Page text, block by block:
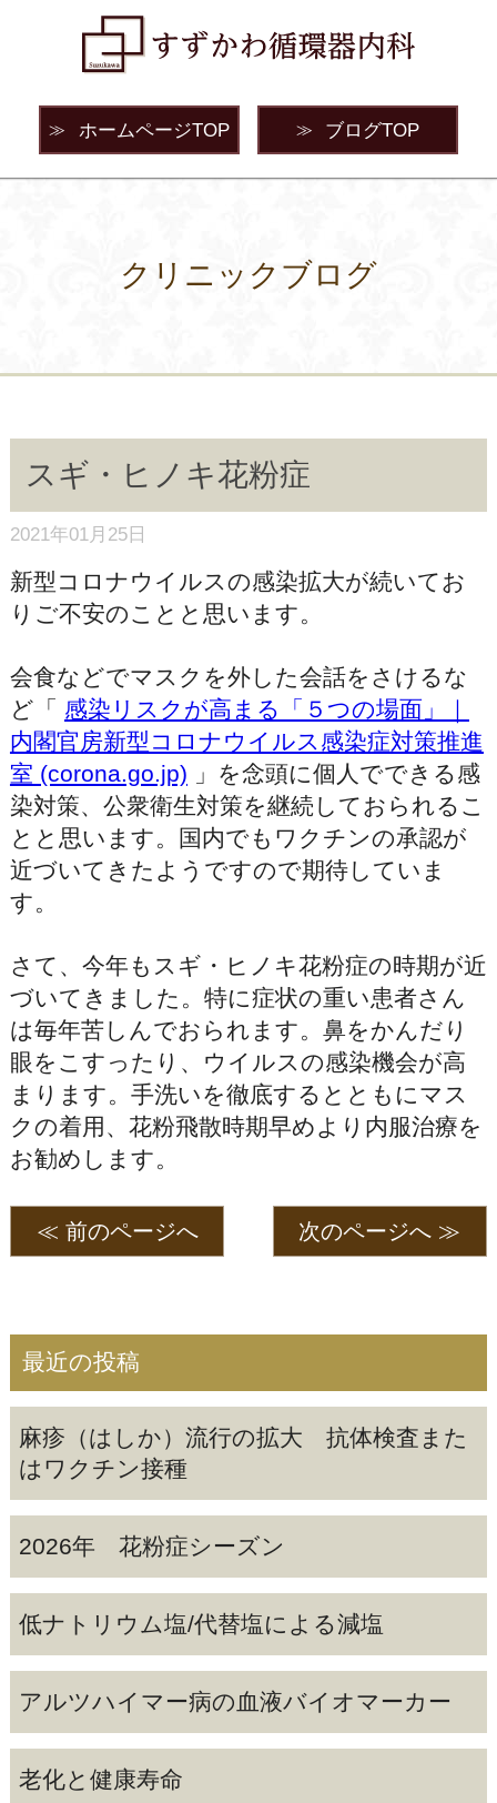
≫ ホームページTOP ≫ ブログTOP
クリニックブログ
最近の投稿
麻疹（はしか）流行の拡大 抗体検査また
はワクチン接種
2026年 花粉症シーズン
低ナトリウム塩/代替塩による減塩
アルツハイマー病の血液バイオマーカー
老化と健康寿命
スギ・ヒノキ花粉症
2021年01月25日
新型コロナウイルスの感染拡大が続いてお
りご不安のことと思います。
会食などでマスクを外した会話をさけるな
ど「 感染リスクが高まる「５つの場面」｜
内閣官房新型コロナウイルス感染症対策推進
室 (corona.go.jp) 」を念頭に個人でできる感
染対策、公衆衛生対策を継続しておられるこ
とと思います。国内でもワクチンの承認が
近づいてきたようですので期待していま
す。
さて、今年もスギ・ヒノキ花粉症の時期が近
づいてきました。特に症状の重い患者さん
は毎年苦しんでおられます。鼻をかんだり
眼をこすったり、ウイルスの感染機会が高
まります。手洗いを徹底するとともにマス
クの着用、花粉飛散時期早めより内服治療を
お勧めします。
≪ 前のページへ 次のページへ ≫